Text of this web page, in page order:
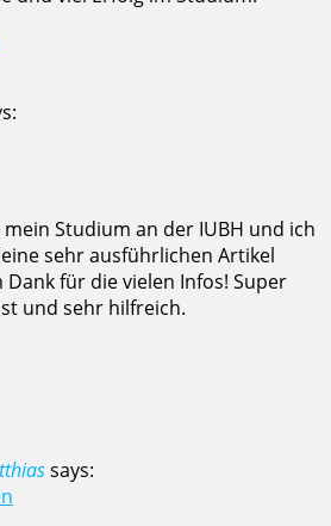
Studium an der IUBH und ich
sehr ausführlichen Artikel
Dank für die vielen Infos! Super
und sehr hilfreich.
says: